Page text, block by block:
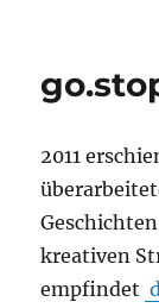
2011
kreativen
empfindet